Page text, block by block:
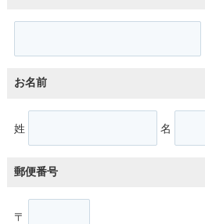
お名前
姓 名
郵便番号
〒